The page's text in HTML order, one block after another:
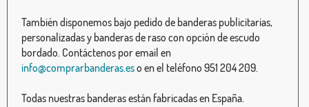
También disponemos bajo pedido de banderas publicitarias,
personalizadas y banderas de raso con opción de escudo
bordado. Contáctenos por email en
info@comprarbanderas.eso en el teléfono 951 204 209.
Todas nuestras banderas están fabricadas en España.